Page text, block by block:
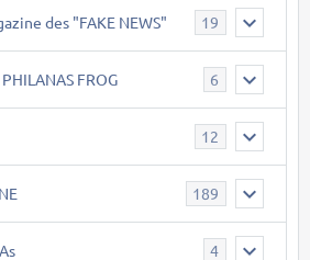
des "FAKE NEWS" 19
PHILANAS FROG 6
12
189
4